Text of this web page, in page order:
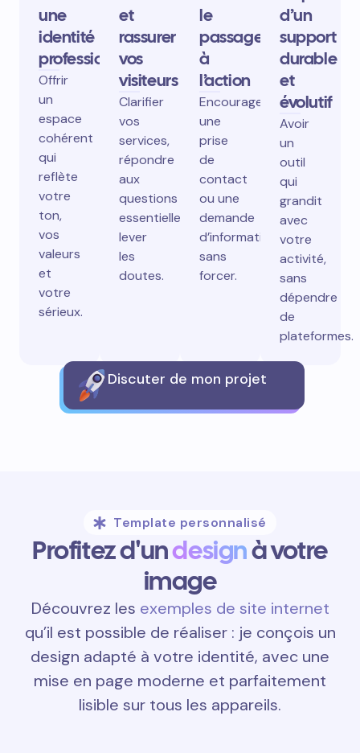
une
identité
professionnelle
Offrir
un
espace
cohérent
qui
reflète
votre
ton,
vos
valeurs
et
votre
sérieux.
et
rassurer
vos
visiteurs
Clarifier
vos
services,
répondre
aux
questions
essentielles,
lever
les
doutes.
le
passage
à
l’action
Encourager
une
prise
de
contact
ou une
demande
d’information
sans
forcer.
d’un
support
durable
et
évolutif
Avoir
un
outil
qui
grandit
avec
votre
activité,
sans
dépendre
de
plateformes.
Discuter de mon projet
Template personnalisé
Profitez d'undesignà votre
image
Découvrez les exemples de site internet
qu’il est possible de réaliser : je conçois un
design adapté à votre identité, avec une
mise en page moderne et parfaitement
lisible sur tous les appareils.